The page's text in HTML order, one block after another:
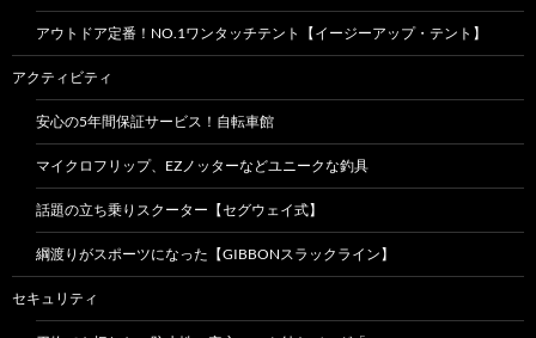
アウトドア定番！NO.1ワンタッチテント【イージーアップ・テント】
アクティビティ
安心の5年間保証サービス！自転車館
マイクロフリップ、EZノッターなどユニークな釣具
話題の立ち乗りスクーター【セグウェイ式】
綱渡りがスポーツになった【GIBBONスラックライン】
セキュリティ